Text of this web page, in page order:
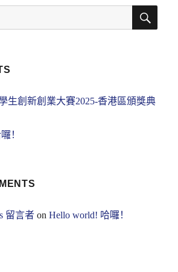
新
業
港
區
生創新創業大賽2025-香港區頒獎典
！
留言者 onHello world! 哈囉！